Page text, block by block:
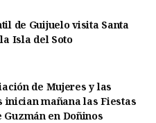
de Guijuelo visita Santa
Isla del Soto
de Mujeres y las
mañana las Fiestas
Guzmán en Doñinos